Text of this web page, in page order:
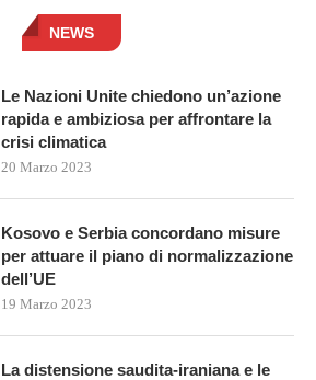
NEWS
Le Nazioni Unite chiedono un’azione
rapida e ambiziosa per affrontare la
crisi climatica
20 Marzo 2023
Kosovo e Serbia concordano misure
per attuare il piano di normalizzazione
dell’UE
19 Marzo 2023
La distensione saudita-iraniana e le